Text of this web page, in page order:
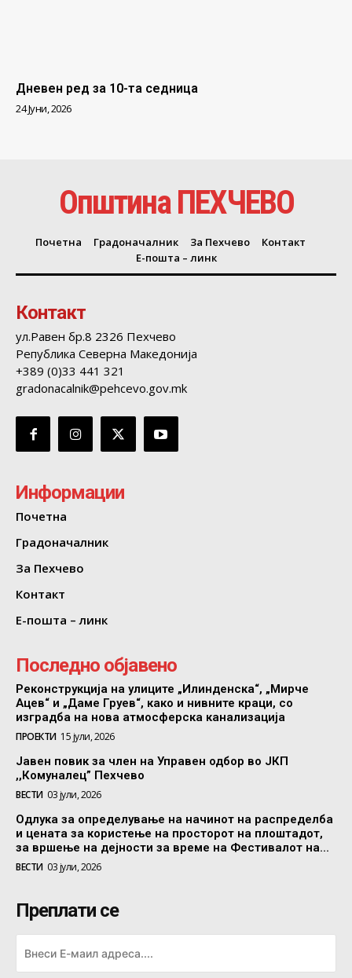
Дневен ред за 10-та седница
24 Јуни, 2026
Општина ПЕХЧЕВО
Почетна Градоначалник За Пехчево
Контакт
Е-пошта – линк
Контакт
ул.Равен бр.8 2326 Пехчево
Република Северна Македонија
+389 (0)33 441 321
gradonacalnik@pehcevo.gov.mk
Информации
Почетна
Градоначалник
За Пехчево
Контакт
Е-пошта – линк
Последно објавено
Реконструкција на улиците „Илинденска“, „Мирче
Ацев“ и „Даме Груев“, како и нивните краци, со
изградба на нова атмосферска канализација
ПРОЕКТИ 15 јули, 2026
Јавен повик за член на Управен одбор во ЈКП
,,Комуналец” Пехчево
ВЕСТИ 03 јули, 2026
Одлука за определување на начинот на распределба
и цената за користење на просторот на плоштадот,
за вршење на дејности за време на Фестивалот на...
ВЕСТИ 03 јули, 2026
Преплати се